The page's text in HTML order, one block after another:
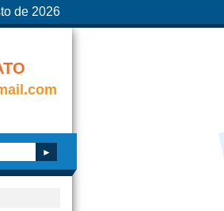
de 2026